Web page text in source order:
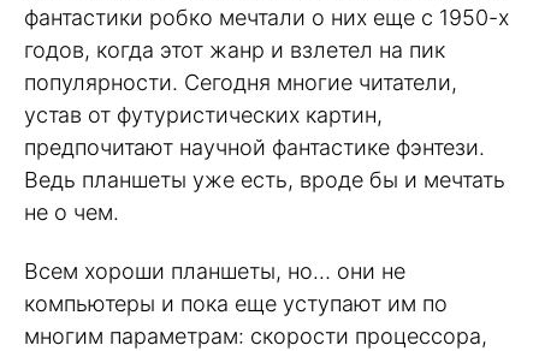
фантастики робко мечтали о них еще с 1950-х
годов, когда этот жанр и взлетел на пик
популярности. Сегодня многие читатели,
устав от футуристических картин,
предпочитают научной фантастике фэнтези.
Ведь планшеты уже есть, вроде бы и мечтать
не о чем.
Всем хороши планшеты, но… они не
компьютеры и пока еще уступают им по
многим параметрам: скорости процессора,